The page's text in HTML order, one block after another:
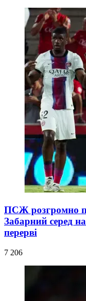
ПСЖ розгромно
Забарний серед
перерві
7 206